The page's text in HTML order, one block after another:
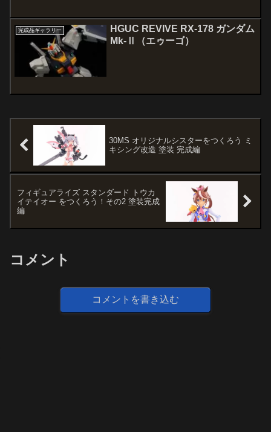
完成品ギャラリー
HGUC REVIVE RX-178 ガンダム
Mk-Ⅱ（エゥーゴ）
30MS オリジナルシスターをつくろう ミ
キシング改造 塗装 完成編
フィギュアライズ スタンダード トウカ
イテイオー をつくろう！その2 塗装完成
編
コメント
コメントを書き込む